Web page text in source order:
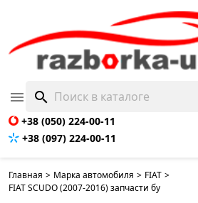
 search
+38 (050) 224-00-11
+38 (097) 224-00-11
Главная > Марка автомобиля > FIAT >
FIAT SCUDO (2007-2016) запчасти бу